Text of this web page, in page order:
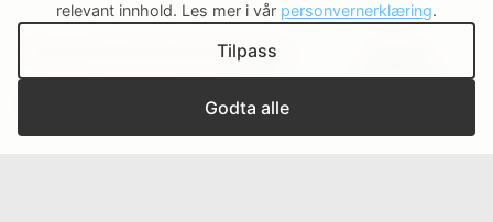
BrukerbetingelserCookie-
policy
innstillinger
relevant innhold. Les mer i vår personvernerklæring.
Godta alle
Tilpass